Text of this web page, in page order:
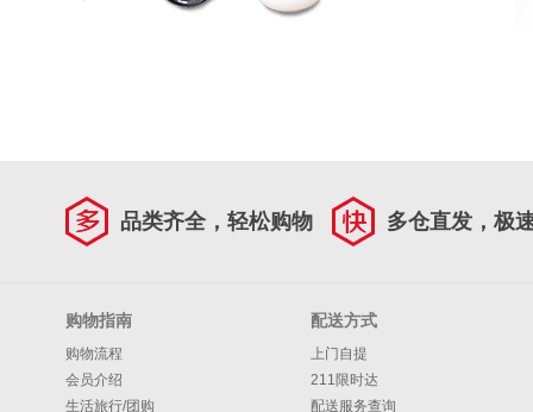
品类齐全，轻松购物 多仓直发，极
购物指南
购物流程
会员介绍
生活旅行/团购
配送方式
上门自提
211限时达
配送服务查询